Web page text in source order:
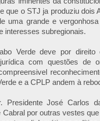
que o STJ ja produziu dois
uma grande e
interesses subregionais.
Verde deve por
com questões de
e a CPLP andem à
José Carlos
por outras vestes